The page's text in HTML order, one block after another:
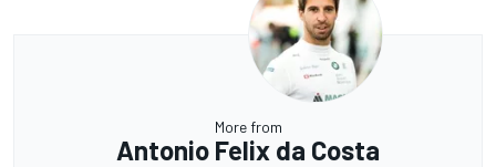
More from
Antonio Felix da Costa